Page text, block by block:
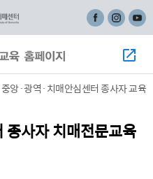
페이스북인스타그
유튜
중앙·광역·치매안심센터 종사자 교육
사자 치매전문교육